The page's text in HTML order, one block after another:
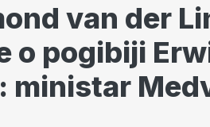
van der
o pogibiji
ministar